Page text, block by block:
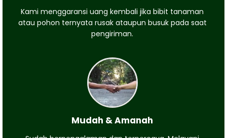
Kami menggaransi uang kembali jika bibit tanaman
atau pohon ternyata rusak ataupun busuk pada saat
pengiriman.
Mudah & Amanah